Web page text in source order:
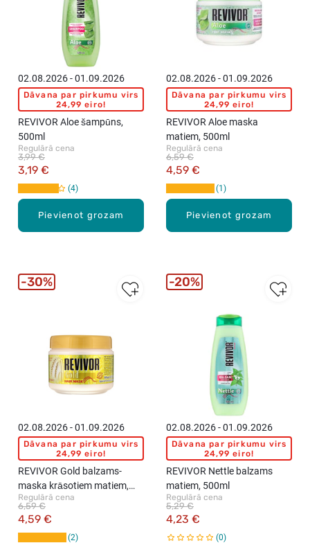
Pievienot grozam
02.08.2026 - 01.09.2026
Dāvana par pirkumu virs
24,99 eiro!
REVIVOR Aloe šampūns,
500ml
Regulārā cena
3,19 €
3,99 €
4
Pievienot grozam
02.08.2026 - 01.09.2026
Dāvana par pirkumu virs
24,99 eiro!
REVIVOR Aloe maska
matiem, 500ml
Regulārā cena
4,59 €
6,59 €
1
02.08.2026 - 01.09.2026
Dāvana par pirkumu virs
24,99 eiro!
REVIVOR Gold balzams-
maska krāsotiem matiem,
500ml
Regulārā cena
4,59 €
6,59 €
2
30%
02.08.2026 - 01.09.2026
Dāvana par pirkumu virs
24,99 eiro!
REVIVOR Nettle balzams
matiem, 500ml
Regulārā cena
4,23 €
5,29 €
0
20%